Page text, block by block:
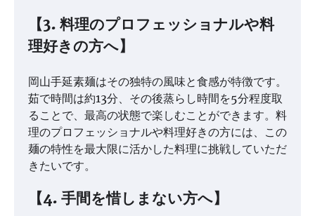
【3. 料理のプロフェッショナルや料
理好きの方へ】
岡山手延素麺はその独特の風味と食感が特徴です。
茹で時間は約13分、その後蒸らし時間を5分程度取
ることで、最高の状態で楽しむことができます。料
理のプロフェッショナルや料理好きの方には、この
麺の特性を最大限に活かした料理に挑戦していただ
きたいです。
【4. 手間を惜しまない方へ】